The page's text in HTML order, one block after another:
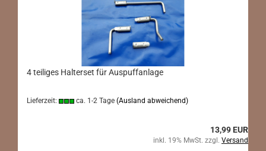
4 teiliges Halterset für Auspuffanlage
Lieferzeit: ca. 1-2 Tage (Ausland abweichend)
13,99 EUR
inkl. 19% MwSt. zzgl. Versand